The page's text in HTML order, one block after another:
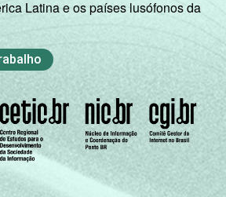
Latina e os países lusófonos da